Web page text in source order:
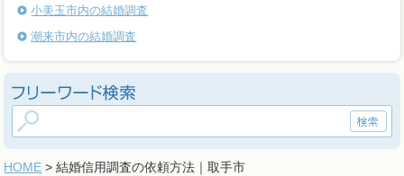
小美玉市内の結婚調査
潮来市内の結婚調査
HOME > 結婚信用調査の依頼方法｜取手市